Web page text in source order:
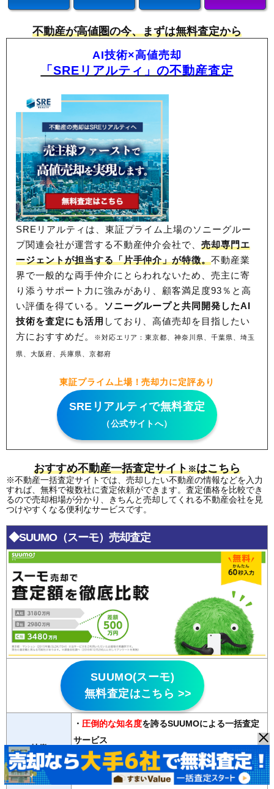
不動産が高値圏の今、まずは無料査定から
AI技術×高値売却
「SREリアルティ」の不動産査定
SREリアルティは、東証プライム上場のソニーグルー
プ関連会社が運営する不動産仲介会社で、売却専門エ
ージェントが担当する「片手仲介」が特徴。不動産業
界で一般的な両手仲介にとらわれないため、売主に寄
り添うサポート力に強みがあり、顧客満足度93％と高
い評価を得ている。 ソニーグループと共同開発したAI
技術を査定にも活用 しており、高値売却を目指したい
方におすすめだ。
※対応エリア：東京都、神奈川県、千葉県、埼玉
県、大阪府、兵庫県、京都府
東証プライム上場！売却力に定評あり
SREリアルティで無料査定
（公式サイトへ）
おすすめ不動産一括査定サイト※はこちら
※不動産一括査定サイトでは、売却したい不動産の情報などを入力
すれば、無料で複数社に査定依頼ができます。査定価格を比較でき
るので売却相場が分かり、きちんと売却してくれる不動産会社を見
つけやすくなる便利なサービスです。
◆SUUMO（スーモ）売却査定
SUUMO(スーモ)
無料査定はこちら >>
特徴
・ 圧倒的な知名度を誇るSUUMOによる一括査定
サービス
・主要大手不動産会社から地元に強い不動産会社
まで
2000社以上が登録